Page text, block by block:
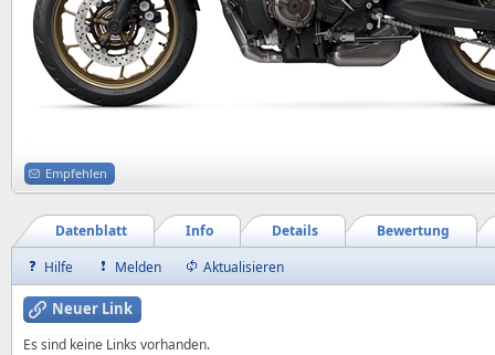
Empfehlen
Bewertung
Details
Info
Datenblatt
Hilfe
Melden Aktualisieren
Neuer Link
Es sind keine Links vorhanden.